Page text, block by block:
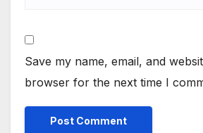
Save my name, email, and
browser for the next time I